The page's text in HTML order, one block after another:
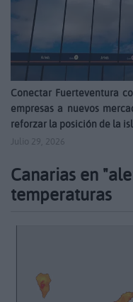
Conectar Fuerteventura
empresas a nuevos
reforzar la posición de la
Julio 29, 2026
Canarias en
temperaturas